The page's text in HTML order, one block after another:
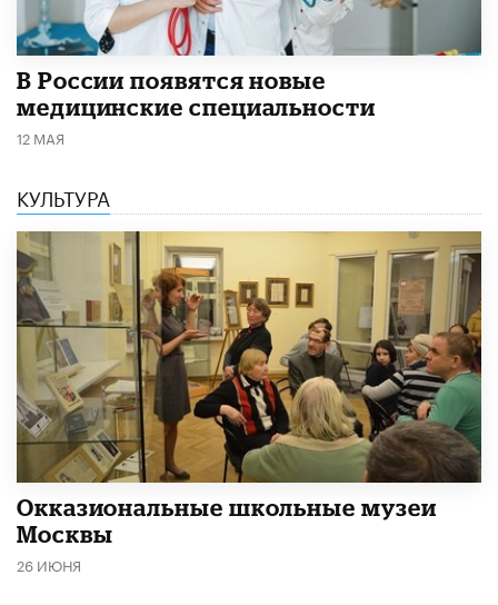
В России появятся новые
медицинские специальности
12 МАЯ
КУЛЬТУРА
​Окказиональные школьные музеи
Москвы
26 ИЮНЯ